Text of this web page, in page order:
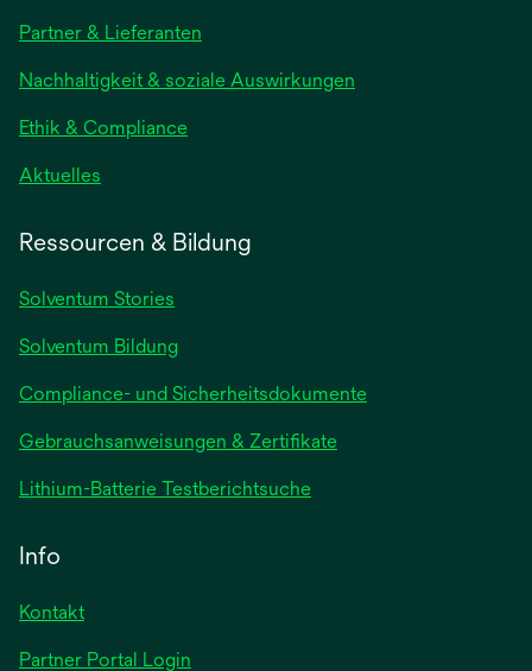
einer
neuen
Registerkarte
geöffnet
Partner & Lieferanten
Nachhaltigkeit & soziale Auswirkungen
Ethik & Compliance
Aktuelles
Registerkarte
Ressourcen & Bildung
Solventum Stories
Solventum Bildung
Compliance- und Sicherheitsdokumente
Gebrauchsanweisungen & Zertifikatewird
Lithium-Batterie Testberichtsuchewird
Info
Kontakt
Partner Portal Login